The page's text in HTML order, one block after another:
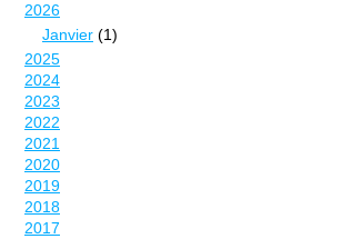
2026
Janvier (1)
2025
2024
2023
2022
2021
2020
2019
2018
2017